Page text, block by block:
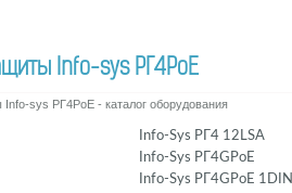
Info-sys РГ4PoE
Info-sys РГ4PoE - каталог оборудования
Info-Sys РГ4 12LSA
Info-Sys РГ4GPoE
Info-Sys РГ4GPoE 1DIN